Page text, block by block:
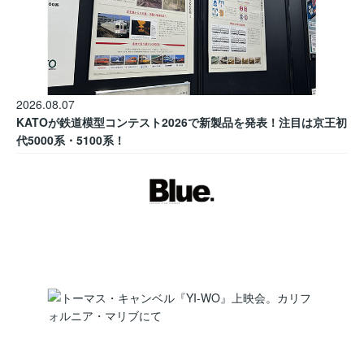
2026.08.07
KATOが鉄道模型コンテスト2026で新製品を発表！注目は京王初
代5000系・5100系！